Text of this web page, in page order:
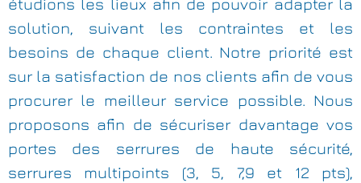
étudions les lieux afin de pouvoir adapter la
solution, suivant les contraintes et les
besoins de chaque client. Notre priorité est
sur la satisfaction de nos clients afin de vous
procurer le meilleur service possible. Nous
proposons afin de sécuriser davantage vos
portes des serrures de haute sécurité,
serrures multipoints (3, 5, 7,9 et 12 pts),